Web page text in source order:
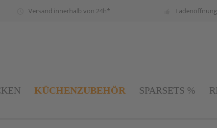
Versand innerhalb von 24h*
KÜCHENZUBEHÖR SPARSETS %